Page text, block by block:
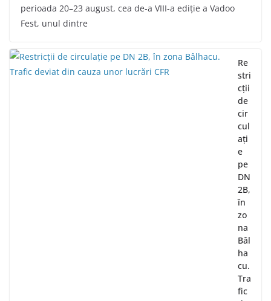
perioada 20–23 august, cea de-a VIII-a ediție a Vadoo
Fest, unul dintre
Re
stri
cții
de
cir
cul
ați
e
pe
DN
2B,
în
zo
na
Bâl
ha
cu.
Tra
fic